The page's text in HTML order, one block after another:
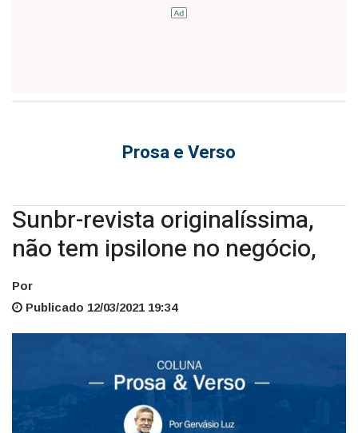
Prosa e Verso
Sunbr-revista originalíssima,
não tem ipsilone no negócio,
Por
Publicado 12/03/2021 19:34